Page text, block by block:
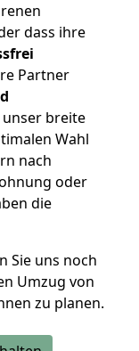
dass ihre
Partner
breite
Wahl
nach
oder
die
Sie uns noch
Umzug von
zu planen.